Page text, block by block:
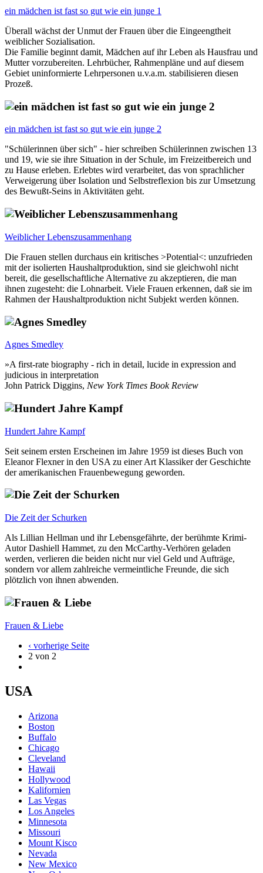
ein mädchen ist fast so gut wie ein junge 1
Überall wächst der Unmut der Frauen über die Eingeengtheit
weiblicher Sozialisation.
Die Familie beginnt damit, Mädchen auf ihr Leben als Hausfrau und
Mutter vorzubereiten. Lehrbücher, Rahmenpläne und auf diesem
Gebiet uninformierte Lehrpersonen u.v.a.m. stabilisieren diesen
Prozeß.
ein mädchen ist fast so gut wie ein junge 2
"Schülerinnen über sich" - hier schreiben Schülerinnen zwischen 13
und 19, wie sie ihre Situation in der Schule, im Freizeitbereich und
zu Hause erleben. Erlebtes wird verarbeitet, das von sprachlicher
Verweigerung über Isolation und Selbstreflexion bis zur Umsetzung
des Bewußt-Seins in Aktivitäten geht.
Weiblicher Lebenszusammenhang
Die Frauen stellen durchaus ein kritisches >Potential<: unzufrieden
mit der isolierten Haushaltproduktion, sind sie gleichwohl nicht
bereit, die gesellschaftliche Alternative zu akzeptieren, die man
ihnen zugesteht: die Lohnarbeit. Viele Frauen erkennen, daß sie im
Rahmen der Haushaltproduktion nicht Subjekt werden können.
Agnes Smedley
»A first-rate biography - rich in detail, lucide in expression and
judicious in interpretation
John Patrick Diggins, New York Times Book Review
Hundert Jahre Kampf
Seit seinem ersten Erscheinen im Jahre 1959 ist dieses Buch von
Eleanor Flexner in den USA zu einer Art Klassiker der Geschichte
der amerikanischen Frauenbewegung geworden.
Die Zeit der Schurken
Als Lillian Hellman und ihr Lebensgefährte, der berühmte Krimi-
Autor Dashiell Hammet, zu den McCarthy-Verhören geladen
werden, verlieren die beiden nicht nur viel Geld und Aufträge,
sondern vor allem zahlreiche vermeintliche Freunde, die sich
plötzlich von ihnen abwenden.
Frauen & Liebe
‹ vorherige Seite
2 von 2
USA
Arizona
Boston
Buffalo
Chicago
Cleveland
Hawaii
Hollywood
Kalifornien
Las Vegas
Los Angeles
Minnesota
Missouri
Mount Kisco
Nevada
New Mexico